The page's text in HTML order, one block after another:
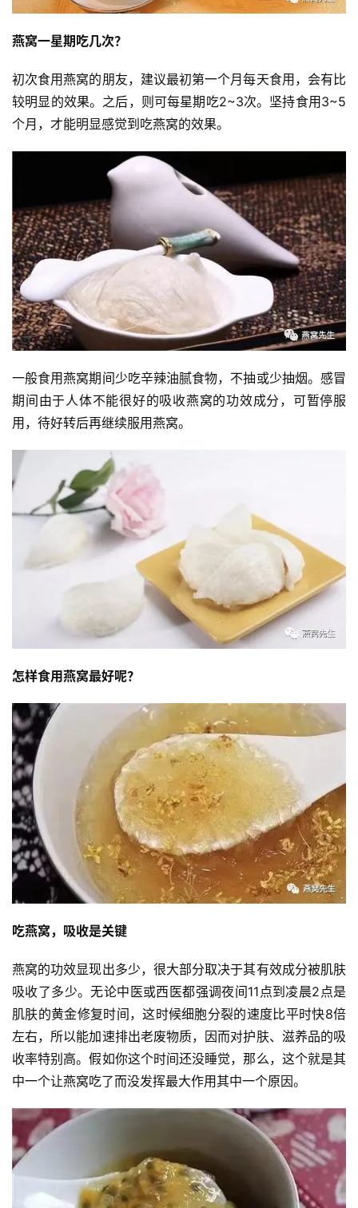
燕窝一星期吃几次？
初次食用燕窝的朋友，建议最初第一个月每天食用，会有比
较明显的效果。之后，则可每星期吃2~3次。坚持食用3~5
个月，才能明显感觉到吃燕窝的效果。
一般食用燕窝期间少吃辛辣油腻食物，不抽或少抽烟。感冒
期间由于人体不能很好的吸收燕窝的功效成分，可暂停服
用，待好转后再继续服用燕窝。
怎样食用燕窝最好呢？
吃燕窝，吸收是关键
燕窝的功效显现出多少，很大部分取决于其有效成分被肌肤
吸收了多少。无论中医或西医都强调夜间11点到凌晨2点是
肌肤的黄金修复时间，这时候细胞分裂的速度比平时快8倍
左右，所以能加速排出老废物质，因而对护肤、滋养品的吸
收率特别高。假如你这个时间还没睡觉，那么，这个就是其
中一个让燕窝吃了而没发挥最大作用其中一个原因。